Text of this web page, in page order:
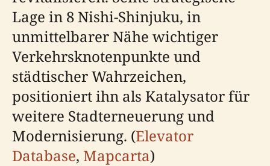
Lage in 8 Nishi-Shinjuku, in
unmittelbarer Nähe wichtiger
Verkehrsknotenpunkte und
städtischer Wahrzeichen,
positioniert ihn als Katalysator für
weitere Stadterneuerung und
Modernisierung. (Elevator
Database, Mapcarta)